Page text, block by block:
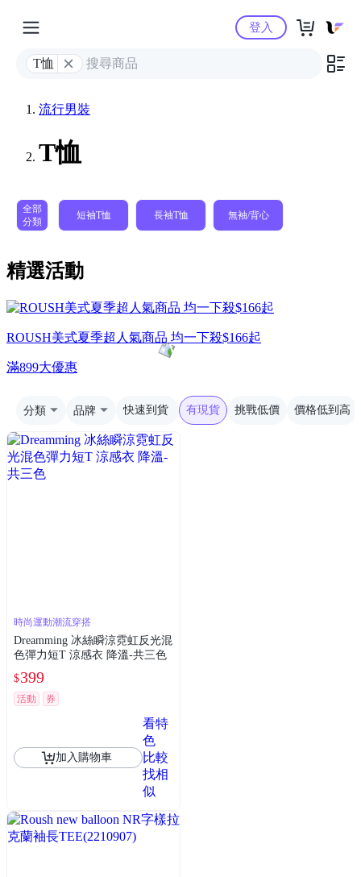
Yahoo購物中心
T恤
登入
流行男裝
T恤
全部
分類
短袖T恤 長袖T恤 無袖/背心
精選活動
ROUSH美式夏季超人氣商品 均一下殺$166起
滿899大優惠
分類 品牌 快速到貨 有現貨 挑戰低價 價格低到高
時尚運動潮流穿搭
Dreamming 冰絲瞬涼霓虹反光混
色彈力短T 涼感衣 降溫-共三色
$399
活動 券
加入購物車
看特
色
比較
找相
似